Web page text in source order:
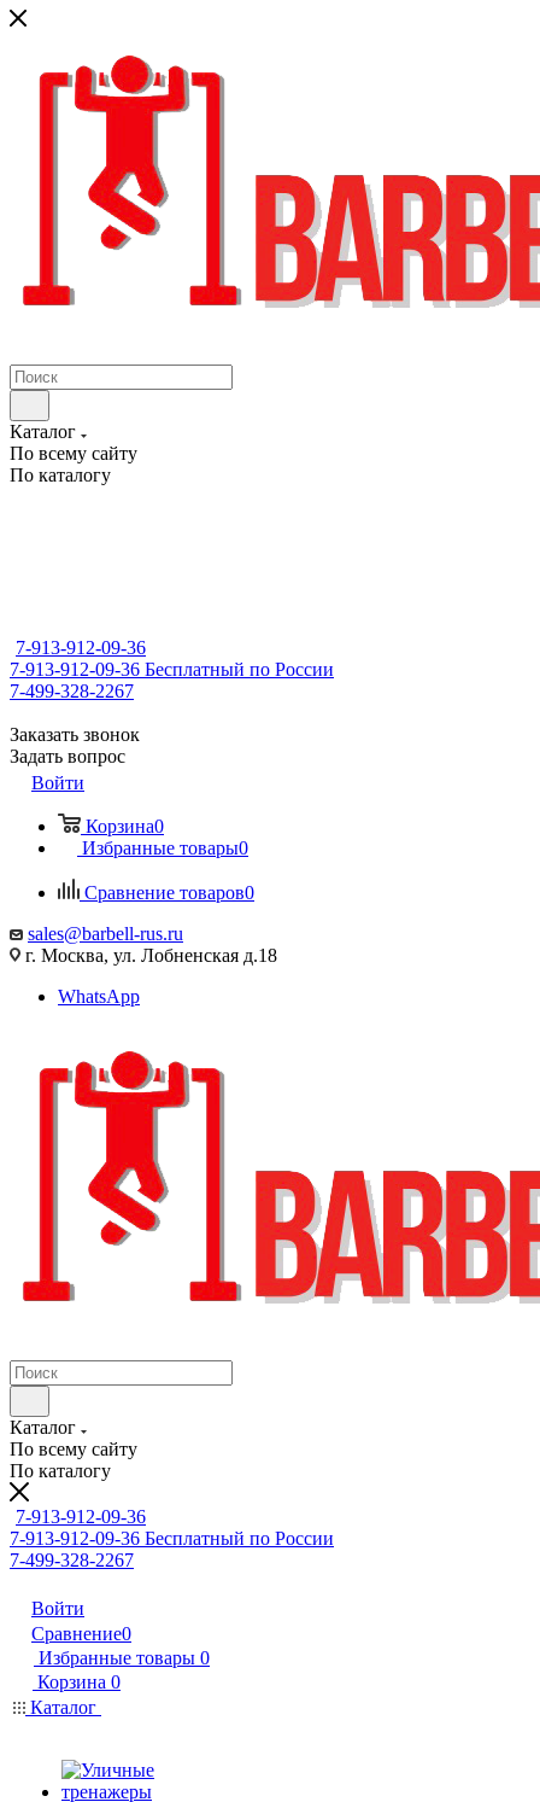
Каталог
По всему сайту
По каталогу
7-913-912-09-36
7-913-912-09-36 Бесплатный по России
7-499-328-2267
Заказать звонок
Задать вопрос
Войти
Корзина0
Избранные товары0
Сравнение товаров0
sales@barbell-rus.ru
г. Москва, ул. Лобненская д.18
WhatsApp
Каталог
По всему сайту
По каталогу
7-913-912-09-36
7-913-912-09-36 Бесплатный по России
7-499-328-2267
Войти
Сравнение0
Избранные товары 0
Корзина 0
Каталог